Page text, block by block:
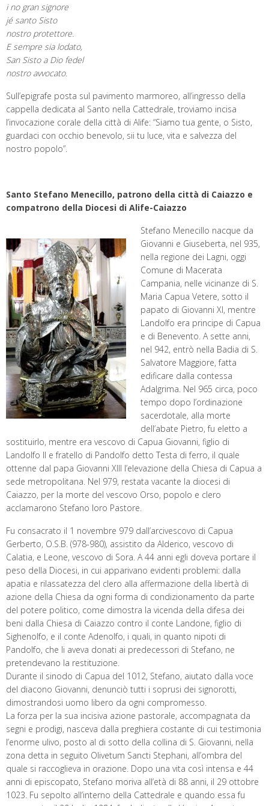
i no gran signore
jé santo Sisto
nostro protettore.
E sempre sia lodato,
San Sisto a Dio fedel
nostro avvocato.
Sull’epigrafe posta sul pavimento marmoreo, all’ingresso della
cappella dedicata al Santo nella Cattedrale, troviamo incisa
l’invocazione corale della città di Alife: “Siamo tua gente, o Sisto,
guardaci con occhio benevolo, sii tu luce, vita e salvezza del
nostro popolo”.
Santo Stefano Menecillo, patrono della città di Caiazzo e
compatrono della Diocesi di Alife-Caiazzo
Stefano Menecillo nacque da
Giovanni e Giuseberta, nel 935,
nella regione dei Lagni, oggi
Comune di Macerata
Campania, nelle vicinanze di S.
Maria Capua Vetere, sotto il
papato di Giovanni XI, mentre
Landolfo era principe di Capua
e di Benevento. A sette anni,
nel 942, entrò nella Badia di S.
Salvatore Maggiore, fatta
edificare dalla contessa
Adalgrima. Nel 965 circa, poco
tempo dopo l’ordinazione
sacerdotale, alla morte
dell’abate Pietro, fu eletto a
sostituirlo, mentre era vescovo di Capua Giovanni, figlio di
Landolfo II e fratello di Pandolfo detto Testa di ferro, il quale
ottenne dal papa Giovanni XIII l’elevazione della Chiesa di Capua a
sede metropolitana. Nel 979, restata vacante la diocesi di
Caiazzo, per la morte del vescovo Orso, popolo e clero
acclamarono Stefano loro Pastore.
Fu consacrato il 1 novembre 979 dall’arcivescovo di Capua
Gerberto, O.S.B. (978-980), assistito da Alderico, vescovo di
Calatia, e Leone, vescovo di Sora. A 44 anni egli doveva portare il
peso della Diocesi, in cui apparivano evidenti problemi: dalla
apatia e rilassatezza del clero alla affermazione della libertà di
azione della Chiesa da ogni forma di condizionamento da parte
del potere politico, come dimostra la vicenda della difesa dei
beni dalla Chiesa di Caiazzo contro il conte Landone, figlio di
Sighenolfo, e il conte Adenolfo, i quali, in quanto nipoti di
Pandolfo, che li aveva donati ai predecessori di Stefano, ne
pretendevano la restituzione.
Durante il sinodo di Capua del 1012, Stefano, aiutato dalla voce
del diacono Giovanni, denunciò tutti i soprusi dei signorotti,
dimostrandosi uomo libero da ogni compromesso.
La forza per la sua incisiva azione pastorale, accompagnata da
segni e prodigi, nasceva dalla preghiera costante di cui testimonia
l’enorme ulivo, posto al di sotto della collina di S. Giovanni, nella
zona detta in seguito Olivetum Sancti Stephani, all’ombra del
quale si raccoglieva in orazione. Dopo una vita così intensa e 44
anni di episcopato, Stefano moriva all’età di 88 anni, il 29 ottobre
1023. Fu sepolto all’interno della Cattedrale e quando essa fu